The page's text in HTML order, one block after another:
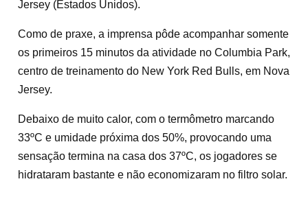
Jersey (Estados Unidos).
Como de praxe, a imprensa pôde acompanhar somente
os primeiros 15 minutos da atividade no Columbia Park,
centro de treinamento do New York Red Bulls, em Nova
Jersey.
Debaixo de muito calor, com o termômetro marcando
33ºC e umidade próxima dos 50%, provocando uma
sensação termina na casa dos 37ºC, os jogadores se
hidrataram bastante e não economizaram no filtro solar.